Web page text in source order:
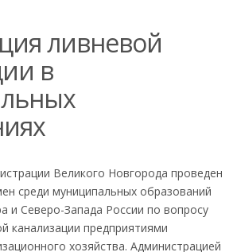
ливневой
в
Великого Новгорода проведен
среди муниципальных образований
и Северо-Запада России по вопросу
канализации предприятиями
хозяйства. Администрацией